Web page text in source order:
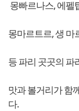
몽빠르나스, 에펠
몽마르트르, 생 마
등 파리 곳곳의 파
맛과 볼거리가 함
다.